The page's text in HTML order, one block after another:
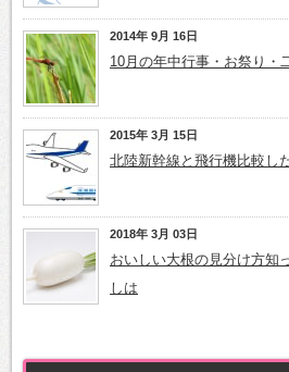
2014年 9月 16日
10月の年中行事・お祭り・
2015年 3月 15日
北陸新幹線と飛行機比較し
2018年 3月 03日
おいしい大根の見分け方知
しは